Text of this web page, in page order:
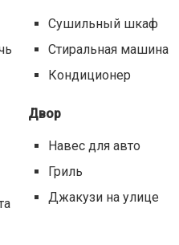
Сушильный шкаф
Стиральная машина
Кондиционер
Двор
Навес для авто
Гриль
Джакузи на улице